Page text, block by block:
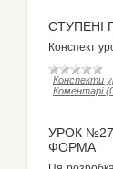
СТУПЕНІ
Конспект
Конспекти
Коментарі
УРОК
ФОРМА